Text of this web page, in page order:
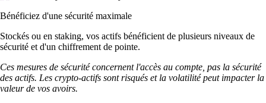
Bénéficiez d'une sécurité maximale
Stockés ou en staking, vos actifs bénéficient de plusieurs niveaux de
sécurité et d'un chiffrement de pointe.
Ces mesures de sécurité concernent l'accès au compte, pas la sécurité
des actifs. Les crypto-actifs sont risqués et la volatilité peut impacter la
valeur de vos avoirs.